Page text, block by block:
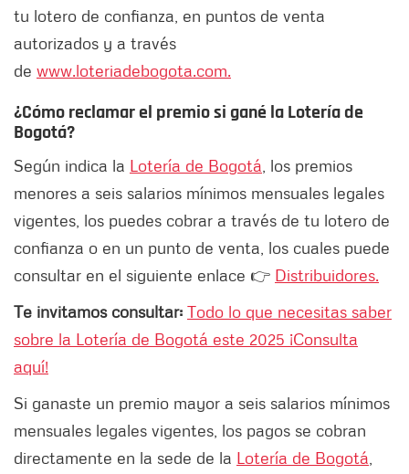
tu lotero de confianza, en puntos de venta
autorizados y a través
de www.loteriadebogota.com.
¿Cómo reclamar el premio si gané la Lotería de
Bogotá?
Según indica la Lotería de Bogotá , los premios
menores a seis salarios mínimos mensuales legales
vigentes, los puedes cobrar a través de tu lotero de
confianza o en un punto de venta, los cuales puede
consultar en el siguiente enlace 👉 Distribuidores.
Te invitamos consultar: Todo lo que necesitas saber
sobre la Lotería de Bogotá este 2025 ¡Consulta
aquí!
Si ganaste un premio mayor a seis salarios mínimos
mensuales legales vigentes, los pagos se cobran
directamente en la sede de la Lotería de Bogotá